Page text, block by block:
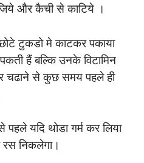
और कैची से काटिये ।
टुकडो मे काटकर पकाया
हैं बल्कि उनके विटामिन
चढाने से कुछ समय पहले ही
यदि थोडा गर्म कर लिया
रस निकलेगा।